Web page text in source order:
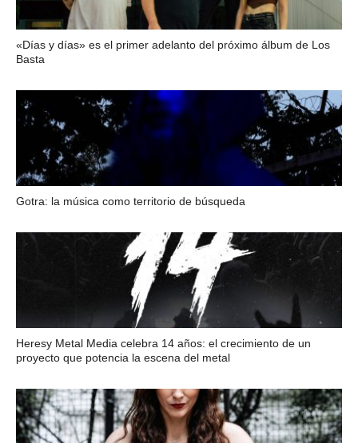
«Días y días» es el primer adelanto del próximo álbum de Los
Basta
Gotra: la música como territorio de búsqueda
Heresy Metal Media celebra 14 años: el crecimiento de un
proyecto que potencia la escena del metal